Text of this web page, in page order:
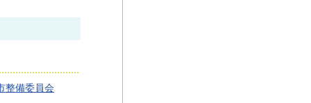
整備委員会